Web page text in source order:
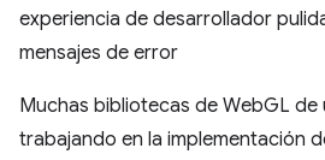
experiencia de desarrollador
mensajes de error
Muchas bibliotecas de WebGL de
trabajando en la implementación